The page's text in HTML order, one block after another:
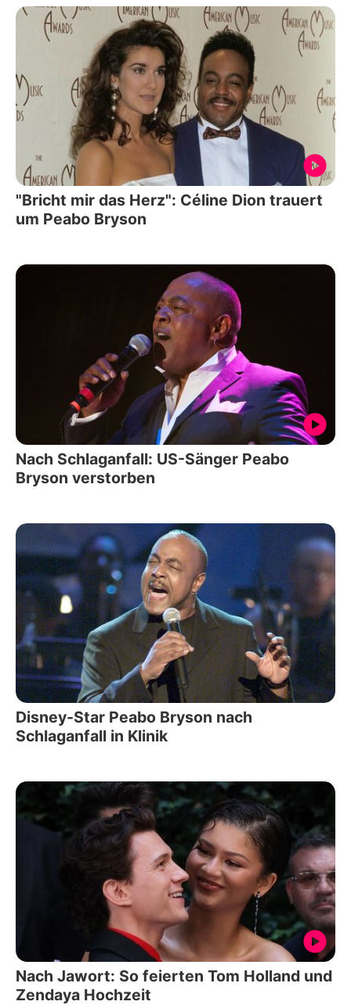
"Bricht mir das Herz": Céline Dion trauert
um Peabo Bryson
Nach Schlaganfall: US-Sänger Peabo
Bryson verstorben
Disney-Star Peabo Bryson nach
Schlaganfall in Klinik
Nach Jawort: So feierten Tom Holland und
Zendaya Hochzeit